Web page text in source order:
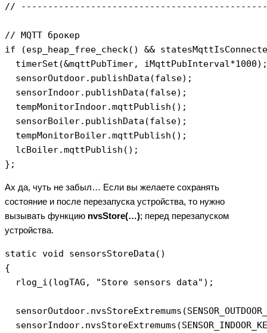
//
// MQTT брокер
if (esp_heap_free_check() &&
  timerSet(&mqttPubTimer, iMqttPubInterval*1000);
  sensorOutdoor.publishData(false);
  sensorIndoor.publishData(false);
  tempMonitorIndoor.mqttPublish();
  sensorBoiler.publishData(false);
  tempMonitorBoiler.mqttPublish();
  lcBoiler.mqttPublish();
Ах да, чуть не забыл… Если вы желаете сохранять
состояние и после перезапуска устройства, то нужно
вызывать функцию nvsStore(…); перед перезапуском
устройства.
static void sensorsStoreData()
{
  rlog_i(logTAG, "Store sensors data");